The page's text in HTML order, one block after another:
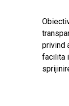
privind
facilita